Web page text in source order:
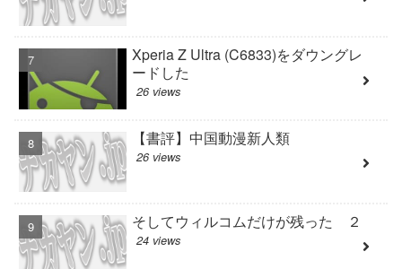
Xperia Z Ultra (C6833)をダウングレ
ードした
26 views
【書評】中国動漫新人類
26 views
そしてウィルコムだけが残った ２
24 views